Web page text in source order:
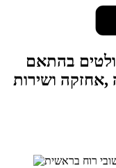
בהתאם
ושירות